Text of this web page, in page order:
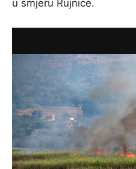
u smjeru Rujnice.